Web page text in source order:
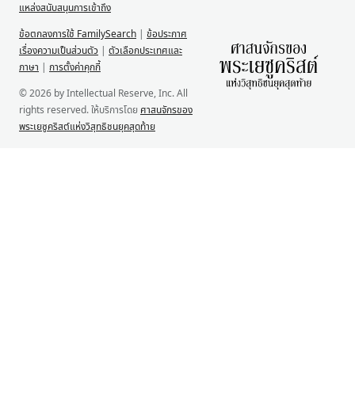
แหล่งสนับสนุนการเข้าถึง
ข้อตกลงการใช้ FamilySearch | ข้อประกาศ
เรื่องความเป็นส่วนตัว | ตัวเลือกประเทศและ
ภาษา | การตั้งค่าคุกกี้
© 2026 by Intellectual Reserve, Inc. All
rights reserved. ให้บริการโดย ศาสนจักรของ
พระเยซูคริสต์แห่งวิสุทธิชนยุคสุดท้าย